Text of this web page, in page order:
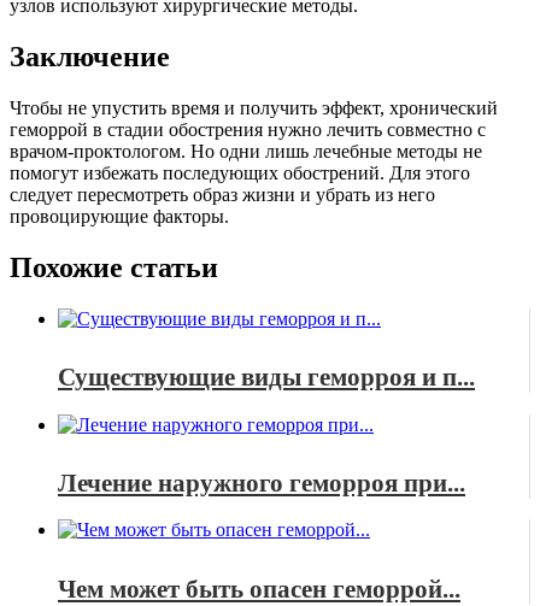
узлов используют хирургические методы.
Заключение
Чтобы не упустить время и получить эффект, хронический
геморрой в стадии обострения нужно лечить совместно с
врачом-проктологом. Но одни лишь лечебные методы не
помогут избежать последующих обострений. Для этого
следует пересмотреть образ жизни и убрать из него
провоцирующие факторы.
Похожие статьи
Существующие виды геморроя и п...
Лечение наружного геморроя при...
Чем может быть опасен геморрой...